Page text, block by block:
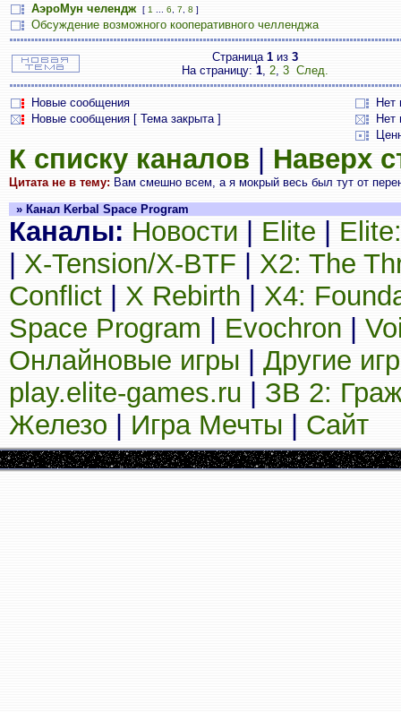
АэроМун челендж
[ 1 6 7 8 ]
Обсуждение возможного кооперативного челленджа
Страница 1 из 3
На страницу: 1, 2, 3 След.
Новые сообщения
Нет
Новые сообщения [ Тема закрыта ]
Нет
К списку каналов Наверх
Цитата не в тему: Вам смешно всем, а я мокрый весь был тут от
» Канал Kerbal Space Program
Каналы: Новости Elite
X-Tension/X-BTF
X2: The
Conflict
X Rebirth
X4:
Space Program
Evochron
Онлайновые игры
Другие
play.elite-games.ru
ЗВ 2:
Железо
Игра Мечты Сайт